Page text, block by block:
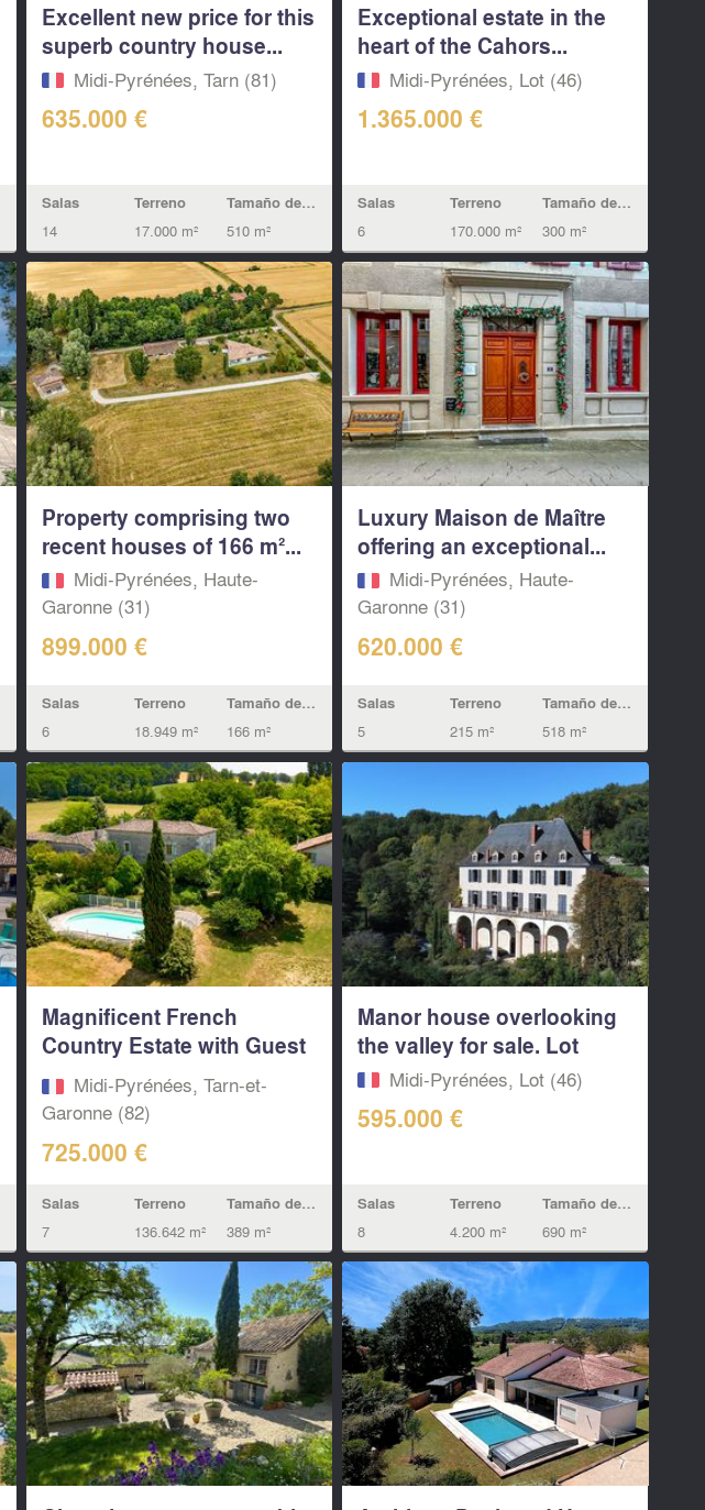
Excellent new price for this
superb country house...
Midi-Pyrénées, Tarn (81)
635.000 €
Salas
14
Terreno
17.000 m²
Tamaño de la vivienda
510 m²
Exceptional estate in the
heart of the Cahors...
Midi-Pyrénées, Lot (46)
1.365.000 €
Salas
6
Terreno
170.000 m²
Tamaño de la vivienda
300 m²
Property comprising two
recent houses of 166 m²...
Midi-Pyrénées, Haute-
Garonne (31)
899.000 €
Salas
6
Terreno
18.949 m²
Tamaño de la vivienda
166 m²
Luxury Maison de Maître
offering an exceptional...
Midi-Pyrénées, Haute-
Garonne (31)
620.000 €
Salas
5
Terreno
215 m²
Tamaño de la vivienda
518 m²
Magnificent French
Country Estate with Guest
House...
Midi-Pyrénées, Tarn-et-
Garonne (82)
725.000 €
Salas
7
Terreno
136.642 m²
Tamaño de la vivienda
389 m²
Manor house overlooking
the valley for sale. Lot
Midi-Pyrénées, Lot (46)
595.000 €
Salas
8
Terreno
4.200 m²
Tamaño de la vivienda
690 m²